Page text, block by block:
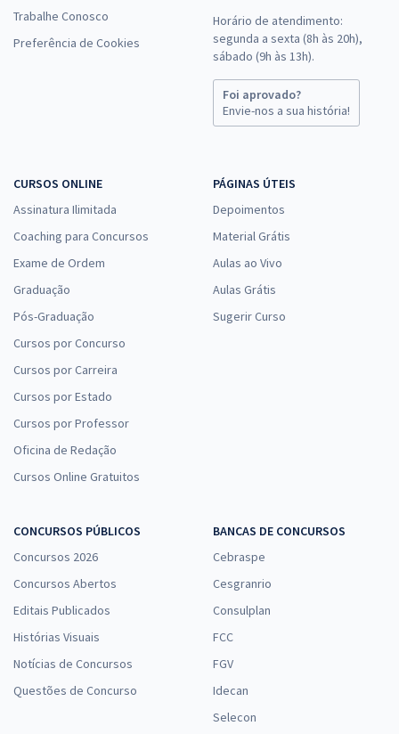
Trabalhe Conosco
Preferência de Cookies
Horário de atendimento:
segunda a sexta (8h às 20h),
sábado (9h às 13h).
Foi aprovado?
Envie-nos a sua história!
CURSOS ONLINE
Assinatura Ilimitada
Coaching para Concursos
Exame de Ordem
Graduação
Pós-Graduação
Cursos por Concurso
Cursos por Carreira
Cursos por Estado
Cursos por Professor
Oficina de Redação
Cursos Online Gratuitos
PÁGINAS ÚTEIS
Depoimentos
Material Grátis
Aulas ao Vivo
Aulas Grátis
Sugerir Curso
CONCURSOS PÚBLICOS
Concursos 2026
Concursos Abertos
Editais Publicados
Histórias Visuais
Notícias de Concursos
Questões de Concurso
BANCAS DE CONCURSOS
Cebraspe
Cesgranrio
Consulplan
FCC
FGV
Idecan
Selecon